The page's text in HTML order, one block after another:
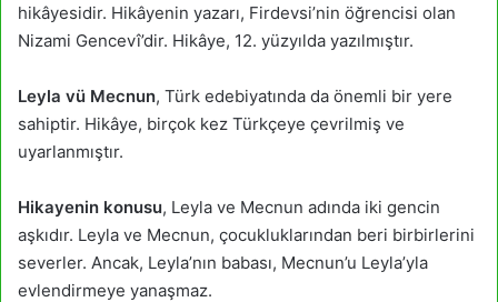
hikâyesidir. Hikâyenin yazarı, Firdevsi’nin öğrencisi olan
Nizami Gencevî’dir. Hikâye, 12. yüzyılda yazılmıştır.
Leyla vü Mecnun, Türk edebiyatında da önemli bir yere
sahiptir. Hikâye, birçok kez Türkçeye çevrilmiş ve
uyarlanmıştır.
Hikayenin konusu, Leyla ve Mecnun adında iki gencin
aşkıdır. Leyla ve Mecnun, çocukluklarından beri birbirlerini
severler. Ancak, Leyla’nın babası, Mecnun’u Leyla’yla
evlendirmeye yanaşmaz.